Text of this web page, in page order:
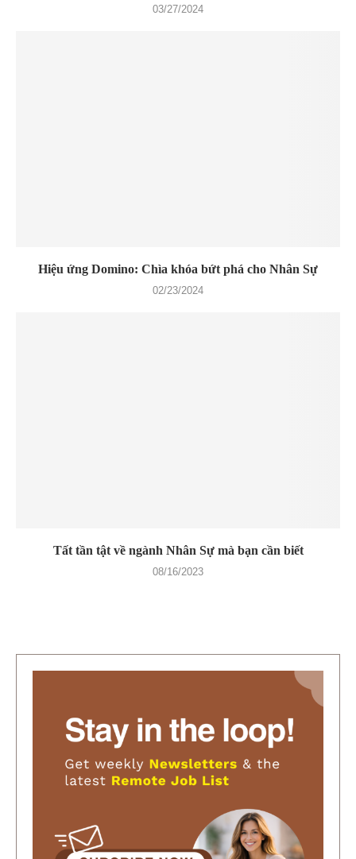
03/27/2024
Hiệu ứng Domino: Chìa khóa bứt phá cho Nhân Sự
02/23/2024
Tất tần tật về ngành Nhân Sự mà bạn cần biết
08/16/2023